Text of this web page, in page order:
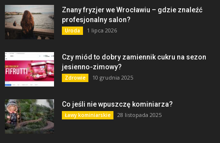
Znany fryzjer we Wrocławiu – gdzie znaleźć
profesjonalny salon?
Uroda 1 lipca 2026
Czy miód to dobry zamiennik cukru na sezon
jesienno-zimowy?
Zdrowie 10 grudnia 2025
Co jeśli nie wpuszczę kominiarza?
Ławy kominiarskie 28 listopada 2025